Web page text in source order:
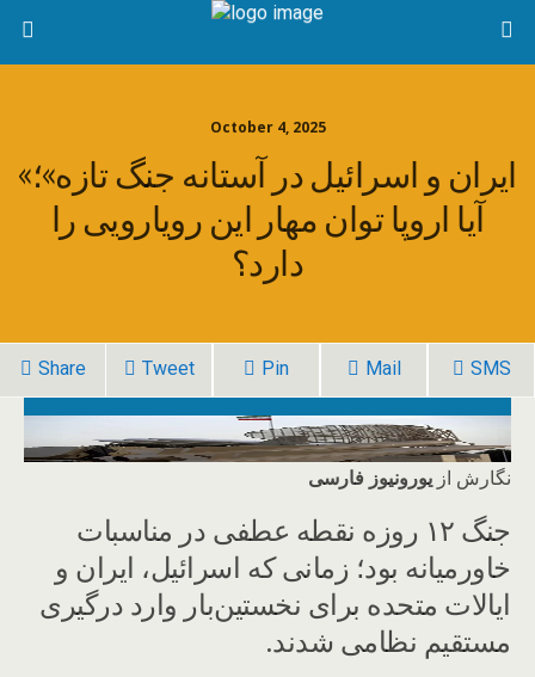
October 4, 2025
«ایران و اسرائیل در آستانه جنگ تازه»؛
آیا اروپا توان مهار این رویارویی را
دارد؟
Share Tweet Pin Mail SMS
Copyright AP/AP
نگارش از یورونیوز فارسی
جنگ ۱۲ روزه نقطه عطفی در مناسبات
خاورمیانه بود؛ زمانی که اسرائیل، ایران و
ایالات متحده برای نخستین‌بار وارد درگیری
مستقیم نظامی شدند.